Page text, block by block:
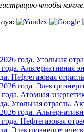
чтобы
года. Угольная
Альтернативная
Нефтегазовая
года.
Атомная
Угольная отрасль.
года.
Нефтегазовая